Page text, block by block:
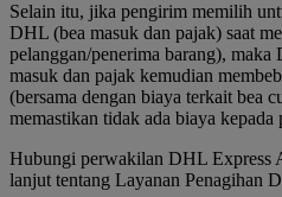
Selain itu, jika pengirim memilih
DHL (bea masuk dan pajak) saat
pelanggan/penerima barang),
masuk dan pajak kemudian
(bersama dengan biaya terkait bea
memastikan tidak ada biaya kepada
Hubungi perwakilan DHL Express
lanjut tentang Layanan Penagihan